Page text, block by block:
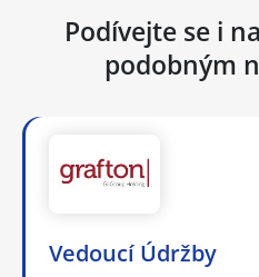
Podívejte se i
podobným
Vedoucí Údržby